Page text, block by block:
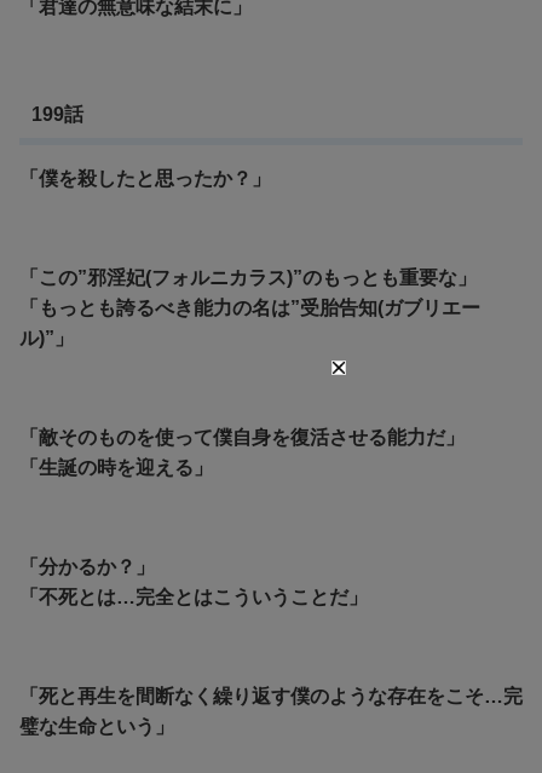
「君達の無意味な結末に」
199話
「僕を殺したと思ったか？」
「この”邪淫妃(フォルニカラス)”のもっとも重要な」
「もっとも誇るべき能力の名は”受胎告知(ガブリエー
ル)”」
「敵そのものを使って僕自身を復活させる能力だ」
「生誕の時を迎える」
「分かるか？」
「不死とは…完全とはこういうことだ」
「死と再生を間断なく繰り返す僕のような存在をこそ…完
璧な生命という」